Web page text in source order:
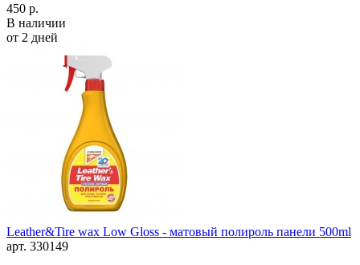
450 р.
В наличии
от 2 дней
Leather&Tire wax Low Gloss - матовый полироль панели 500ml
арт. 330149